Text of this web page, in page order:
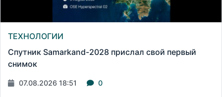
ТЕХНОЛОГИИ
Спутник Samarkand-2028 прислал свой первый
снимок
07.08.2026 18:51 0